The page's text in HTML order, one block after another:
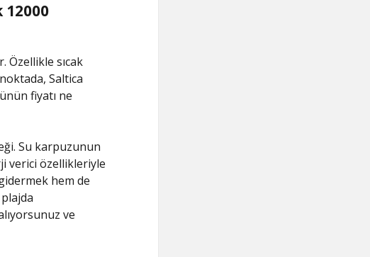
Özellikle sıcak
Saltica
fiyatı ne
Su karpuzunun
verici özellikleriyle
hem de
ve